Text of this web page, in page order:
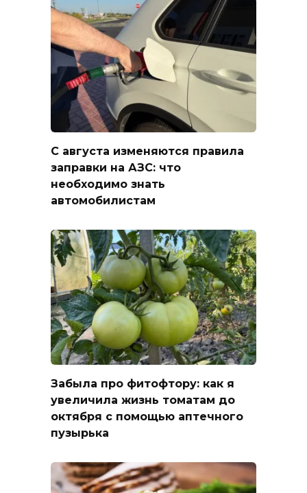
С августа изменяются правила
заправки на АЗС: что
необходимо знать
автомобилистам
Забыла про фитофтору: как я
увеличила жизнь томатам до
октября с помощью аптечного
пузырька